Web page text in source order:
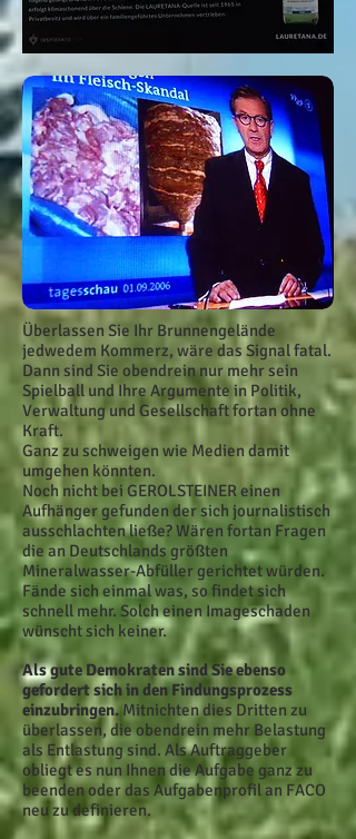
Überlassen Sie Ihr Brunnengelände
jedwedem Kommerz, wäre das Signal fatal.
Dann sind Sie obendrein nur mehr sein
Spielball und Ihre Argumente in Politik,
Verwaltung und Gesellschaft fortan ohne
Kraft.
Ganz zu schweigen wie Medien damit
umgehen könnten.
Noch nicht bei GEROLSTEINER einen
Aufhänger gefunden der sich journalistisch
ausschlachten ließe? Wären fortan Fragen
die an Deutschlands größten
Mineralwasser-Abfüller gerichtet würden.
Fände sich einmal was, so findet sich
schnell mehr. Solch einen Imageschaden
wünscht sich keiner.
Als gute Demokraten sind Sie ebenso
gefordert sich in den Findungsprozess
einzubringen.Mitnichten dies Dritten zu
überlassen, die obendrein mehr Belastung
als Entlastung sind. Als Auftraggeber
obliegt es nun Ihnen die Aufgabe ganz zu
beenden oder das Aufgabenprofil an FACO
neu zu definieren.